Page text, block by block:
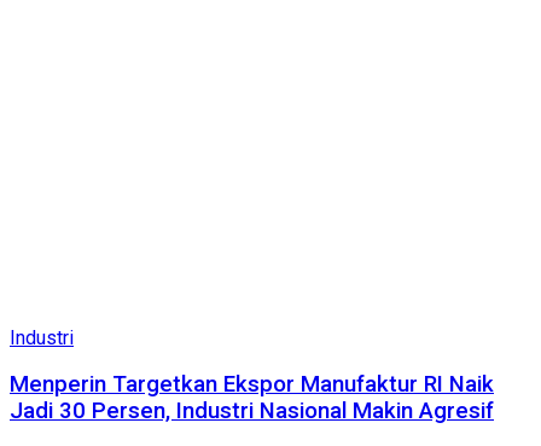
Industri
Menperin Targetkan Ekspor Manufaktur RI Naik
Jadi 30 Persen, Industri Nasional Makin Agresif